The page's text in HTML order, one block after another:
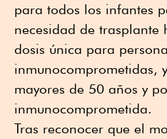
para todos los infantes
necesidad de trasplante
dosis única para
inmunocomprometidas,
mayores de 50 años y
inmunocomprometida.
Tras reconocer que el